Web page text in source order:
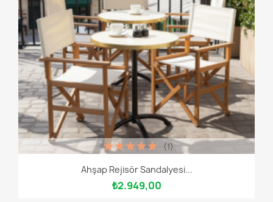
Ahşap Rejisör Sandalyesi...
₺2.949,00
(1)